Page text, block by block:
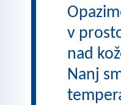
v
nad
Nanj